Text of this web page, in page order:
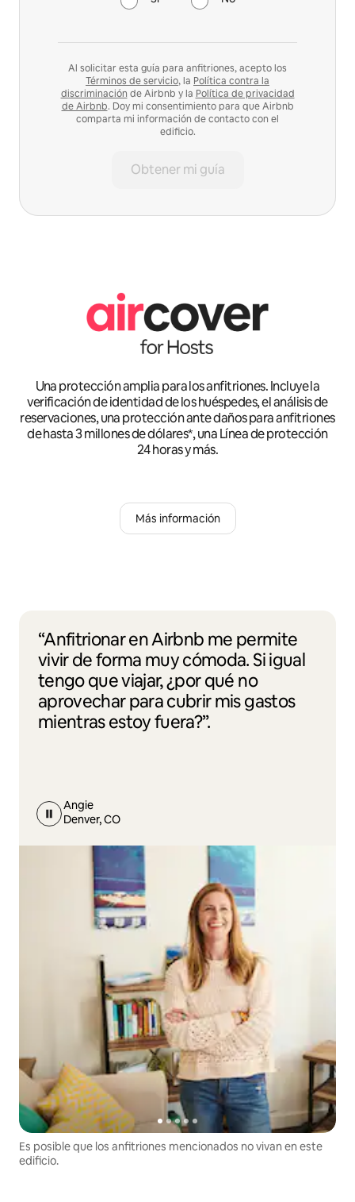
Al solicitar esta guía para anfitriones, acepto los
Términos de servicio, la Política contra la
discriminación de Airbnb y la Política de privacidad
de Airbnb. Doy mi consentimiento para que Airbnb
comparta mi información de contacto con el
edificio.
Obtener mi guía
Una protección amplia para los anfitriones. Incluye la
verificación de identidad de los huéspedes, el análisis de
reservaciones, una protección ante daños para anfitriones
de hasta 3 millones de dólares*, una Línea de protección
24 horas y más.
Más información
“Anfitrionar en Airbnb me permite
vivir de forma muy cómoda. Si igual
tengo que viajar, ¿por qué no
aprovechar para cubrir mis gastos
mientras estoy fuera?”.
Angie
Denver, CO
Es posible que los anfitriones mencionados no vivan en este
edificio.